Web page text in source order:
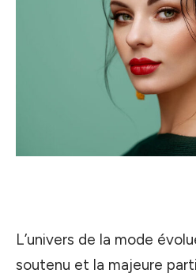
L’univers de la mode
soutenu et la majeure